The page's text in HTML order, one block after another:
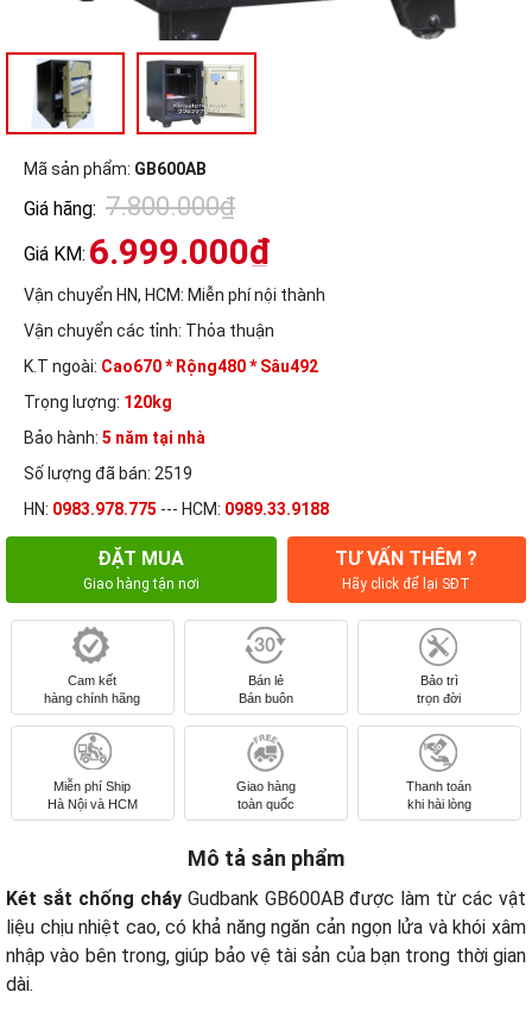
Mã sản phẩm: GB600AB
Giá hãng: 7.800.000₫
Giá KM: 6.999.000₫
Vận chuyển HN, HCM: Miễn phí nội thành
Vận chuyển các tỉnh: Thỏa thuận
K.T ngoài: Cao670 * Rộng480 * Sâu492
Trọng lượng: 120kg
Bảo hành: 5 năm tại nhà
Số lượng đã bán: 2519
HN: 0983.978.775 --- HCM: 0989.33.9188
ĐẶT MUA
Giao hàng tận nơi
TƯ VẤN THÊM ?
Hãy click để lại SĐT
Cam kết
hàng chính hãng
Bán lẻ
Bán buôn
Bảo trì
trọn đời
Miễn phí Ship
Hà Nội và HCM
Giao hàng
toàn quốc
Thanh toán
khi hài lòng
Mô tả sản phẩm
Két sắt chống cháyGudbank GB600AB được làm từ các vật
liệu chịu nhiệt cao, có khả năng ngăn cản ngọn lửa và khói xâm
nhập vào bên trong, giúp bảo vệ tài sản của bạn trong thời gian
dài.